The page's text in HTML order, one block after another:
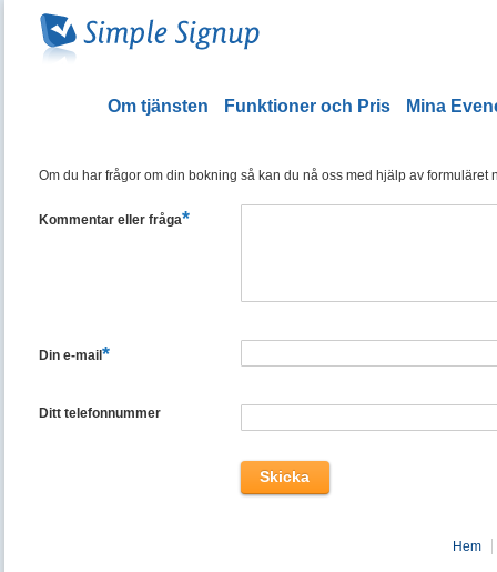
Om tjänsten Funktioner och Pris Mina
Om du har frågor om din bokning så kan du nå oss med hjälp av formuläret
Kommentar eller fråga*
Din e-mail*
Ditt telefonnummer
Hem